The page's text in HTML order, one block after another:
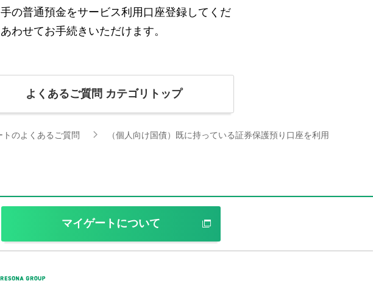
の普通預金をサービス利用口座登録してくだ
わせてお手続きいただけます。
よくあるご質問 カテゴリトップ
トのよくあるご質問
（個人向け国債）既に持っている証券保護預り口座を利用
マイゲートについて